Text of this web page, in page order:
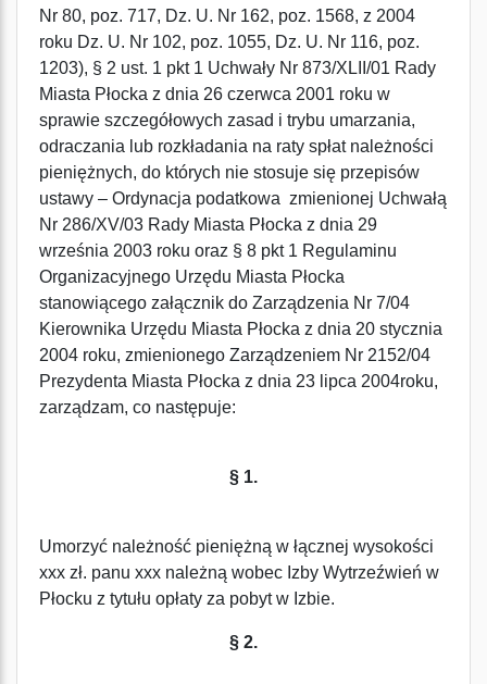
Nr 80, poz. 717, Dz. U. Nr 162, poz. 1568, z 2004
roku Dz. U. Nr 102, poz. 1055, Dz. U. Nr 116, poz.
1203), § 2 ust. 1 pkt 1 Uchwały Nr 873/XLII/01 Rady
Miasta Płocka z dnia 26 czerwca 2001 roku w
sprawie szczegółowych zasad i trybu umarzania,
odraczania lub rozkładania na raty spłat należności
pieniężnych, do których nie stosuje się przepisów
ustawy – Ordynacja podatkowa zmienionej Uchwałą
Nr 286/XV/03 Rady Miasta Płocka z dnia 29
września 2003 roku oraz § 8 pkt 1 Regulaminu
Organizacyjnego Urzędu Miasta Płocka
stanowiącego załącznik do Zarządzenia Nr 7/04
Kierownika Urzędu Miasta Płocka z dnia 20 stycznia
2004 roku, zmienionego Zarządzeniem Nr 2152/04
Prezydenta Miasta Płocka z dnia 23 lipca 2004roku,
zarządzam, co następuje:
§ 1.
Umorzyć należność pieniężną w łącznej wysokości
xxx zł. panu xxx należną wobec Izby Wytrzeźwień w
Płocku z tytułu opłaty za pobyt w Izbie.
§ 2.